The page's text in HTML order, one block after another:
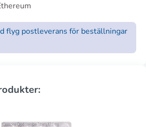
flyg postleverans för beställningar